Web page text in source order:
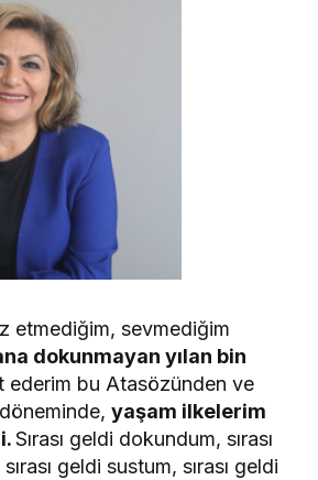
etmediğim, sevmediğim
dokunmayan yılan bin
ederim bu Atasözünden ve
yaşam ilkelerim
Sırası geldi dokundum, sırası
geldi sustum, sırası geldi